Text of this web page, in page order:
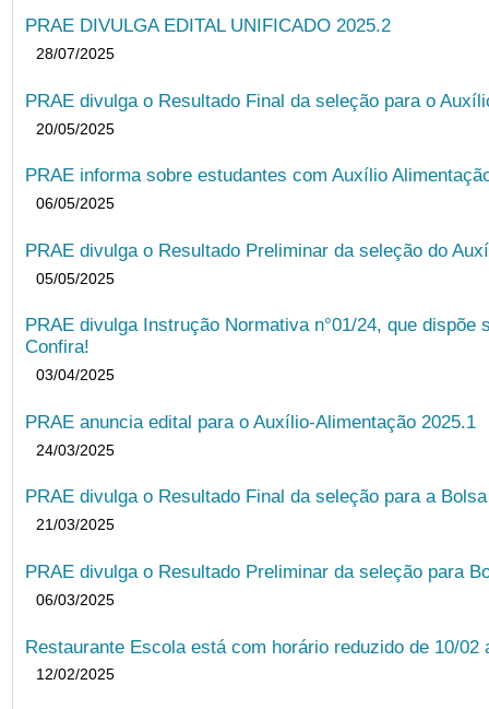
PRAE DIVULGA EDITAL UNIFICADO 2025.2
28/07/2025
PRAE divulga o Resultado Final da seleção para o
20/05/2025
PRAE informa sobre estudantes com Auxílio
06/05/2025
PRAE divulga o Resultado Preliminar da seleção do
05/05/2025
PRAE divulga Instrução Normativa n°01/24, que
Confira!
03/04/2025
PRAE anuncia edital para o Auxílio-Alimentação 2025.1
24/03/2025
PRAE divulga o Resultado Final da seleção para a
21/03/2025
PRAE divulga o Resultado Preliminar da seleção para
06/03/2025
Restaurante Escola está com horário reduzido de 10/
12/02/2025